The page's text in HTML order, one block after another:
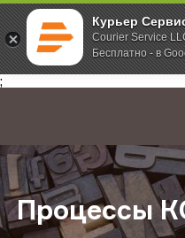
Курьер
Courier Service
Бесплатно - в
;
Главная О компании
Процессы